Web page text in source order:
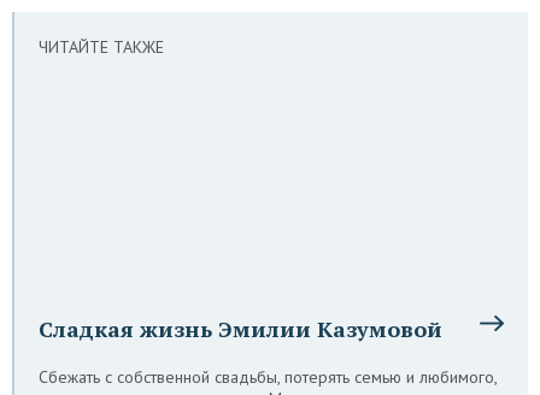
ЧИТАЙТЕ ТАКЖЕ
Сладкая жизнь Эмилии Казумовой
Сбежать с собственной свадьбы, потерять семью и любимого,